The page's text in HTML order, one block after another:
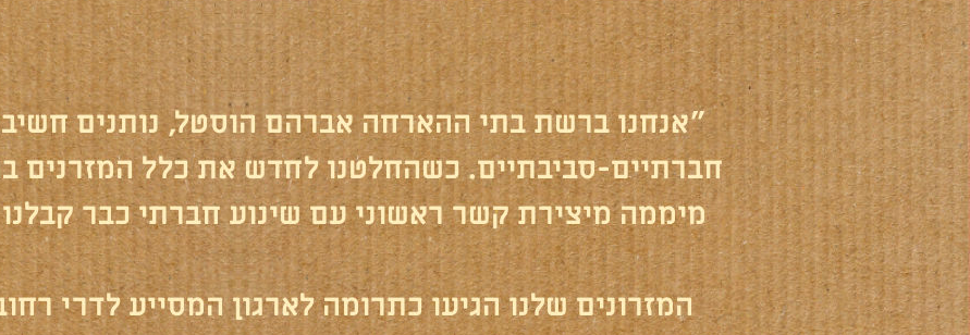
"אנחנו ברשת בתי ההארחה אברהם הוסטל, נותנים
חברתיים-סביבתיים. כשהחלטנו לחדש את כלל המזרנים
מיממה מיצירת קשר ראשוני עם שינוע חברתי כבר
המזרונים שלנו הגיעו כתרומה לארגון המסייע לדרי